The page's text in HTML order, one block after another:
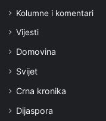
Kolumne i komentari
Vijesti
Domovina
Svijet
Crna kronika
Dijaspora